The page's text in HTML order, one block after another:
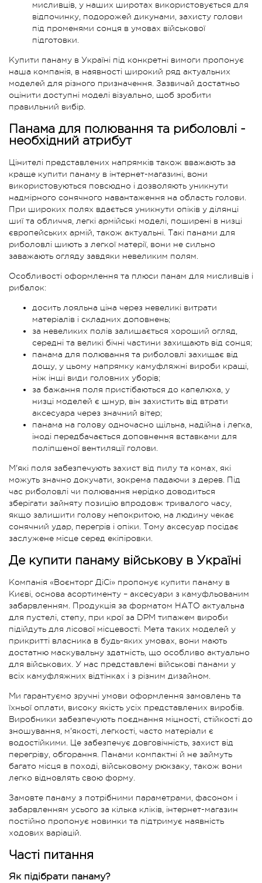
мисливців, у наших широтах використовується для
відпочинку, подорожей дикунами, захисту голови
під променями сонця в умовах військової
підготовки.
Купити панаму в Україні під конкретні вимоги пропонує
наша компанія, в наявності широкий ряд актуальних
моделей для різного призначення. Зазвичай достатньо
оцінити доступні моделі візуально, щоб зробити
правильний вибір.
Панама для полювання та риболовлі -
необхідний атрибут
Цінителі представлених напрямків також вважають за
краще купити панаму в інтернет-магазині, вони
використовуються повсюдно і дозволяють уникнути
надмірного сонячного навантаження на область голови.
При широких полях вдається уникнути опіків у ділянці
шиї та обличчя, легкі армійські моделі, поширені в низці
європейських армій, також актуальні. Такі панами для
риболовлі шиють з легкої матерії, вони не сильно
заважають огляду завдяки невеликим полям.
Особливості оформлення та плюси панам для мисливців і
рибалок:
досить лояльна ціна через невеликі витрати
матеріалів і складних доповнень;
за невеликих полів залишається хороший огляд,
середні та великі бічні частини захищають від сонця;
панама для полювання та риболовлі захищає від
дощу, у цьому напрямку камуфляжні вироби кращі,
ніж інші види головних уборів;
за бажання поля пристібаються до капелюха, у
низці моделей є шнур, він захистить від втрати
аксесуара через значний вітер;
панама на голову одночасно щільна, надійна і легка,
іноді передбачається доповнення вставками для
поліпшеної вентиляції голови.
М'які поля забезпечують захист від пилу та комах, які
можуть значно докучати, зокрема падаючи з дерев. Під
час риболовлі чи полювання нерідко доводиться
зберігати зайняту позицію впродовж тривалого часу,
якщо залишити голову непокритою, на людину чекає
сонячний удар, перегрів і опіки. Тому аксесуар посідає
заслужене місце серед екіпіровки.
Де купити панаму військову в Україні
Компанія «Воєнторг ДіСі» пропонує купити панаму в
Києві, основа асортименту – аксесуари з камуфльованим
забарвленням. Продукція за форматом НАТО актуальна
для пустелі, степу, при крої за DPM типажем вироби
підійдуть для лісової місцевості. Мета таких моделей у
прикритті власника в будь-яких умовах, вони мають
достатню маскувальну здатність, що особливо актуально
для військових. У нас представлені військові панами у
всіх камуфляжних відтінках і з різним дизайном.
Ми гарантуємо зручні умови оформлення замовлень та
їхньої оплати, високу якість усіх представлених виробів.
Виробники забезпечують поєднання міцності, стійкості до
зношування, м'якості, легкості, часто матеріали є
водостійкими. Це забезпечує довговічність, захист від
перегріву, обгорання. Панами компактні й не займуть
багато місця в поході, військовому рюкзаку, також вони
легко відновлять свою форму.
Замовте панаму з потрібними параметрами, фасоном і
забарвленням усього за кілька кліків, інтернет-магазин
постійно пропонує новинки та підтримує наявність
ходових варіацій.
Часті питання
Як підібрати панаму?